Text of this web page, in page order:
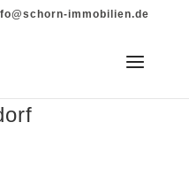
immobilien.de